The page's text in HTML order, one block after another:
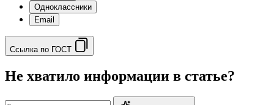
Одноклассники
Email
Ссылка по ГОСТ
Не хватило информации в статье?